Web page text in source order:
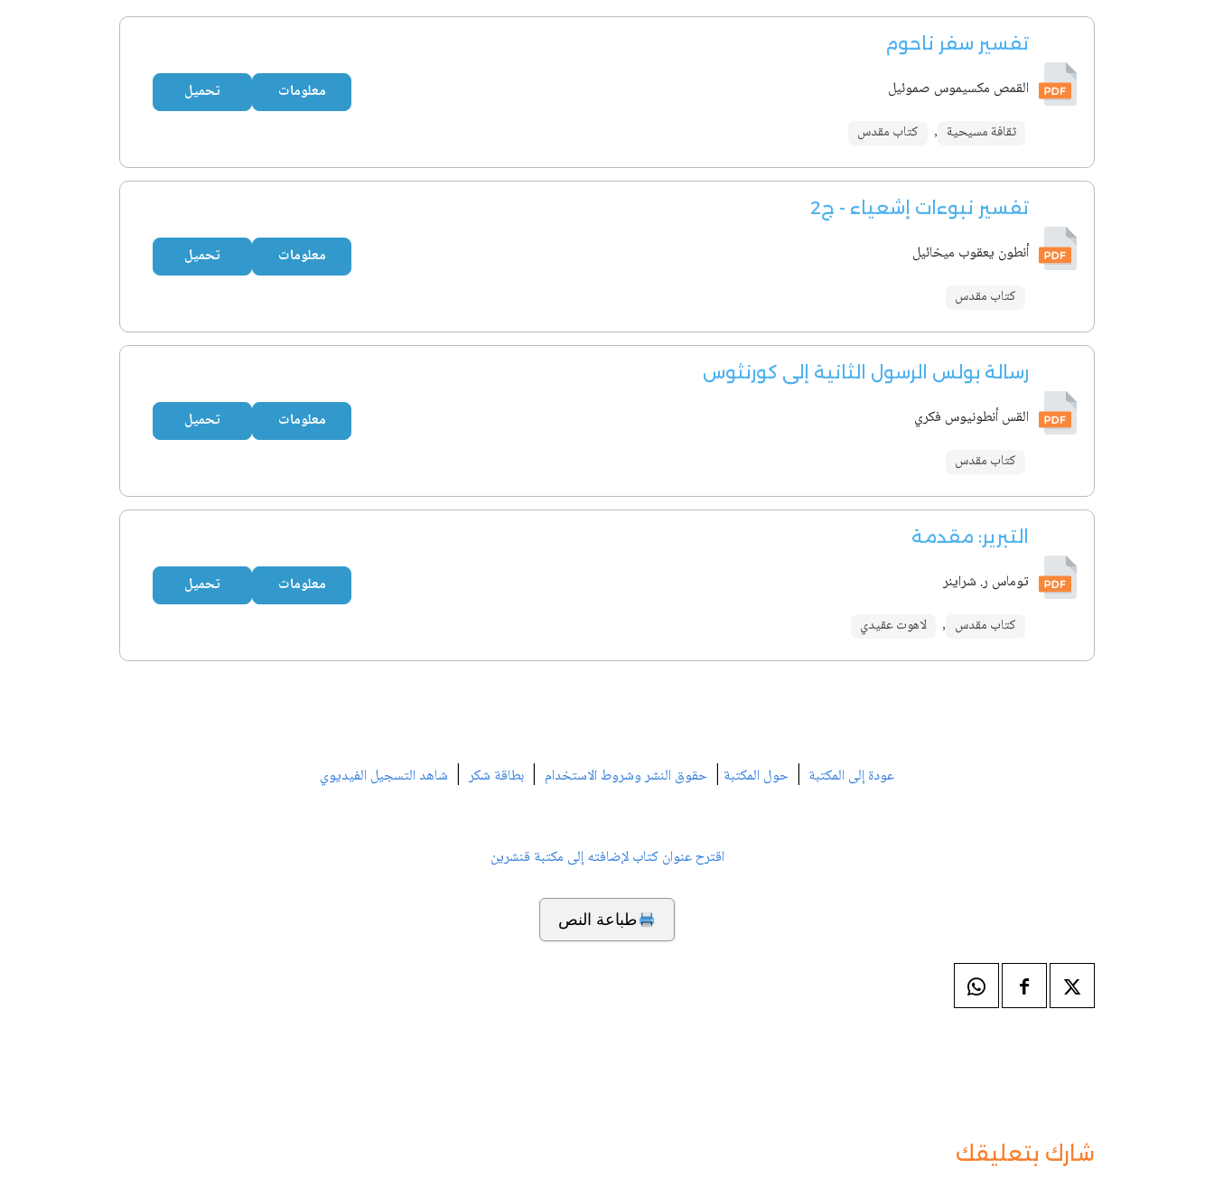
تفسير سفر ناحوم
القمص مكسيموس صموئيل
ثقافة مسيحية , كتاب مقدس
معلومات تحميل
تفسير نبوءات إشعياء - ج2
أنطون يعقوب ميخائيل
كتاب مقدس
معلومات تحميل
رسالة بولس الرسول الثانية إلى كورنثوس
القس أنطونيوس فكري
كتاب مقدس
معلومات تحميل
التبرير: مقدمة
توماس ر. شراينر
كتاب مقدس , لاهوت عقيدي
معلومات تحميل
عودة إلى المكتبة | حول المكتبة | حقوق النشر وشروط الاستخدام | بطاقة شكر| شاهد التسجيل الفيديوي
اقترح عنوان كتاب لإضافته إلى مكتبة قنشرين
طباعة النص
شارك بتعليقك